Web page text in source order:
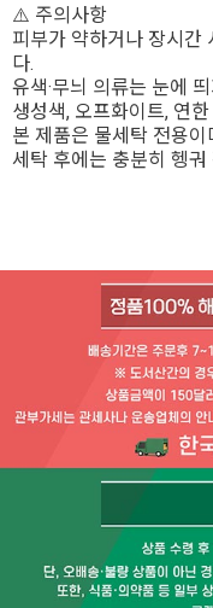
⚠️ 주의사항
피부가 약하거나 장시간
다.
유색·무늬 의류는 눈에
생성색, 오프화이트, 연
본 제품은 물세탁 전용
세탁 후에는 충분히 헹